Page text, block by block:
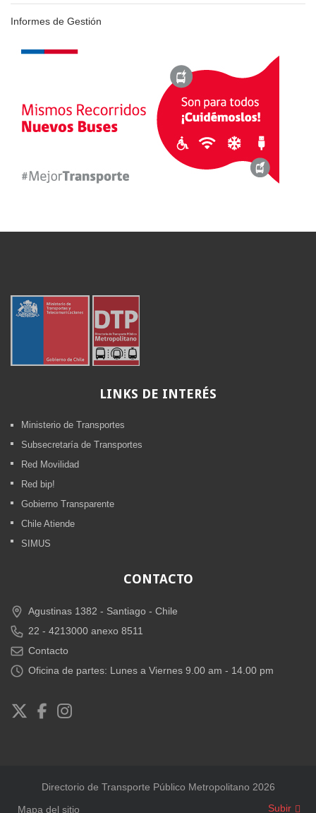
Informes de Gestión
LINKS DE INTERÉS
Ministerio de Transportes
Subsecretaría de Transportes
Red Movilidad
Red bip!
Gobierno Transparente
Chile Atiende
SIMUS
CONTACTO
Agustinas 1382 - Santiago - Chile
22 - 4213000 anexo 8511
Contacto
Oficina de partes: Lunes a Viernes 9.00 am - 14.00 pm
Directorio de Transporte Público Metropolitano 2026
Mapa del sitio
Subir